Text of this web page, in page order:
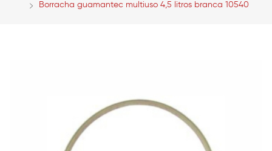
Borracha guamantec multiuso 4,5 litros branca 10540